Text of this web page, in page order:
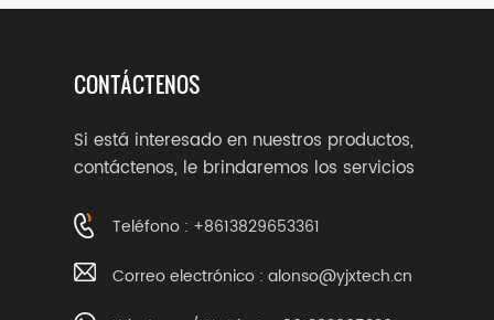
CONTÁCTENOS
Si está interesado en nuestros productos,
contáctenos, le brindaremos los servicios
Teléfono : +8613829653361
Correo electrónico :alonso@yjxtech.cn